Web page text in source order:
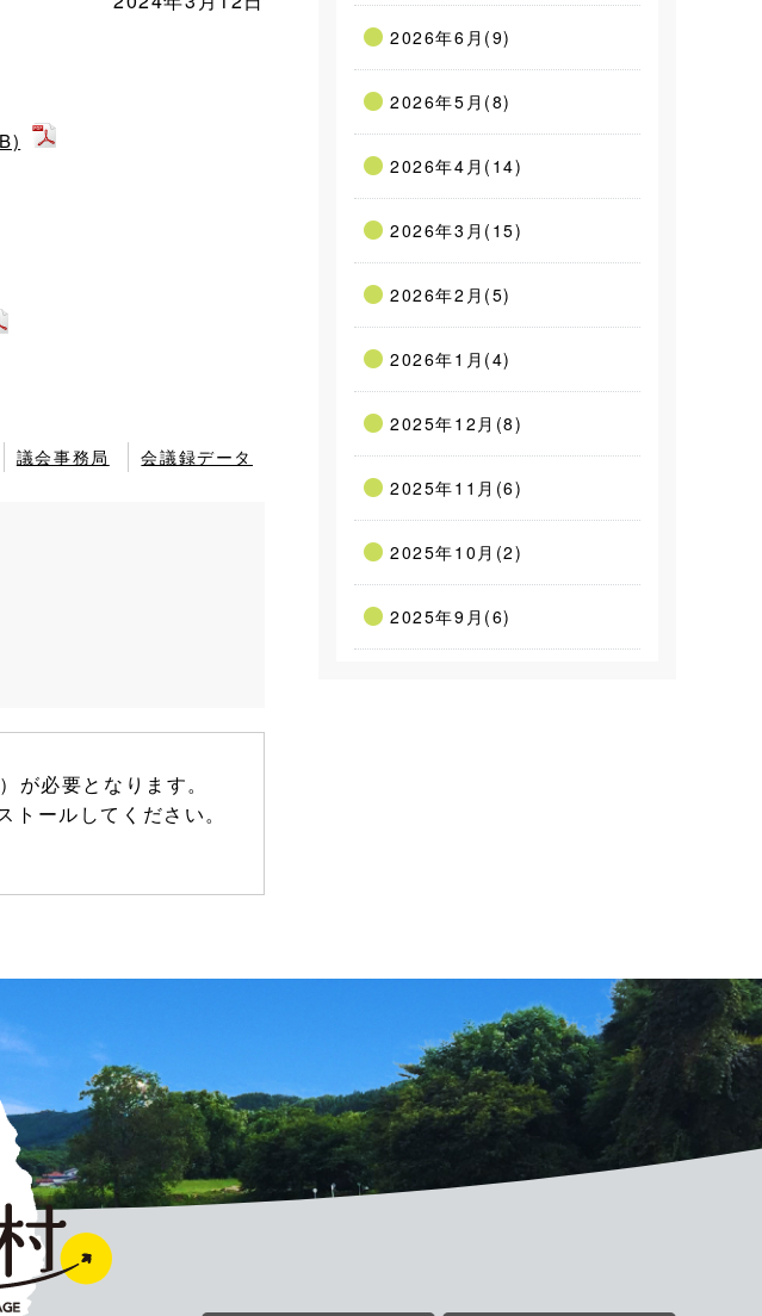
議会事務局 会議録データ
必要となります。
ールしてください。
2026年6月(9)
2026年5月(8)
2026年4月(14)
2026年3月(15)
2026年2月(5)
2026年1月(4)
2025年12月(8)
2025年11月(6)
2025年10月(2)
2025年9月(6)